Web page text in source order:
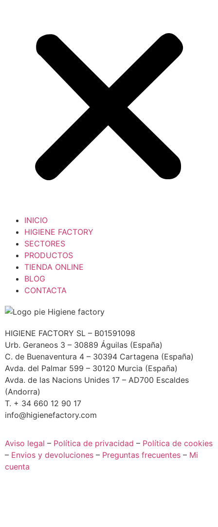
INICIO
HIGIENE FACTORY
SECTORES
PRODUCTOS
TIENDA ONLINE
BLOG
CONTACTA
HIGIENE FACTORY SL – B01591098
Urb. Geraneos 3 – 30889 Águilas (España)
C. de Buenaventura 4 – 30394 Cartagena (España)
Avda. del Palmar 599 – 30120 Murcia (España)
Avda. de las Nacions Unides 17 – AD700 Escaldes
(Andorra)
T. + 34 660 12 90 17
info@higienefactory.com
Aviso legal – Política de privacidad – Política de cookies
– Envios y devoluciones – Preguntas frecuentes – Mi
cuenta